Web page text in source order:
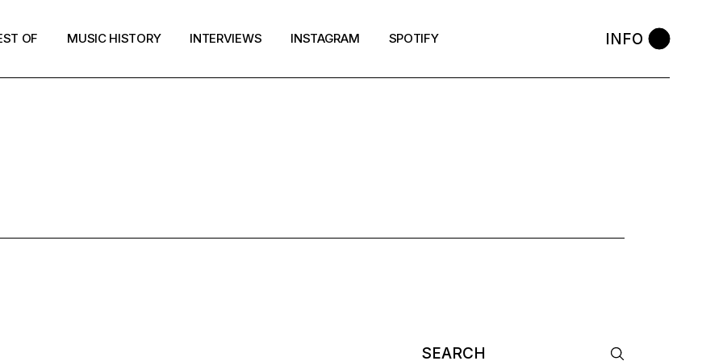
OF MUSIC HISTORY INTERVIEWS INSTAGRAM SPOTIFY INFO
Search